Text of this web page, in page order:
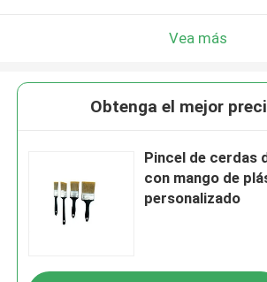
Vea más
Obtenga el mejor
Pincel de cerdas
con mango de
personalizado